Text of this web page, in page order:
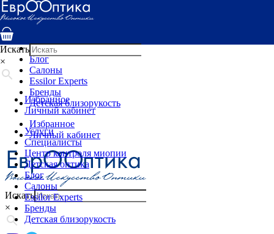
Услуги
Специалисты
Детская оптика
Блог
Салоны
Essilor Experts
Бренды
Детская близорукость
Избранное
Личный кабинет
Искать
×
Искать
×
Избранное
Личный кабинет
Услуги
Специалисты
Центр контроля миопии
Детская оптика
Блог
Салоны
Essilor Experts
Бренды
Детская близорукость